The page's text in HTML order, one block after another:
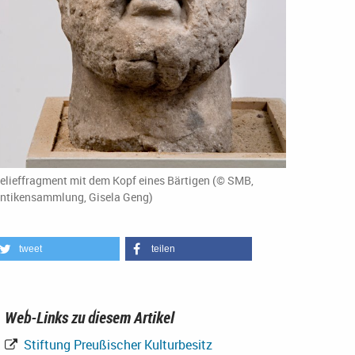
mit dem Kopf eines Bärtigen (© SMB,
Gisela Geng)
tweet teilen
Web-Links zu diesem Artikel
Stiftung Preußischer Kulturbesitz